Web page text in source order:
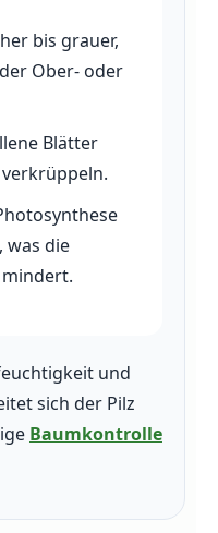
bis grauer,
Ober- oder
Blätter
die
und
sich der Pilz
Baumkontrolle